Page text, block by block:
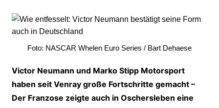
Foto: NASCAR Whelen Euro Series / Bart Dehaese
Victor Neumann und Marko Stipp Motorsport
haben seit Venray große Fortschritte gemacht –
Der Franzose zeigte auch in Oschersleben eine